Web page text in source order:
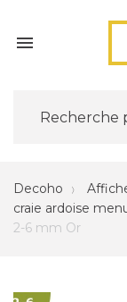

Decoho
craie ardoise
2-6 mm Or